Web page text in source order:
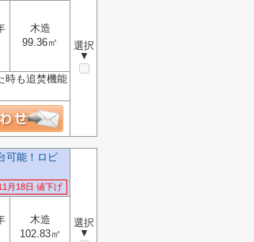
選択
▼
木造
99.36㎡
時も追焚機能
可能！ロピ
月18日 値下げ
選択
▼
木造
102.83㎡